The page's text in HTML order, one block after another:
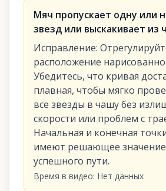
Мяч пропускает одну или
звезд или выскакивает из
Исправление:
расположение
Убедитесь, что кривая
плавная, чтобы мягко
все звезды в чашу без
скорости или проблем с
Начальная и конечная
имеют решающее значение
успешного пути.
Время в видео: Нет данных